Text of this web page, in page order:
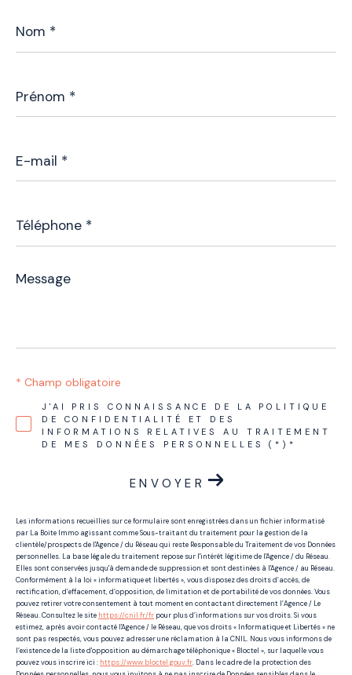
*
*
mail
*
*
Message
*
J'AI PRIS CONNAISSANCE DE LA POLITIQUE
DE CONFIDENTIALITÉ ET DES
INFORMATIONS RELATIVES AU TRAITEMENT
DE MES DONNÉES PERSONNELLES (*)*
* Champ obligatoire
ENVOYER
Les informations recueillies sur ce formulaire sont enregistrées dans un fichier informatisé
par La Boite Immo agissant comme Sous-traitant du traitement pour la gestion de la
clientèle/prospects de l'Agence / du Réseau qui reste Responsable du Traitement de vos Données
personnelles. La base légale du traitement repose sur l'intérêt légitime de l'Agence / du Réseau.
Elles sont conservées jusqu'à demande de suppression et sont destinées à l'Agence / au Réseau.
Conformément à la loi « informatique et libertés », vous disposez des droits d’accès, de
rectification, d’effacement, d’opposition, de limitation et de portabilité de vos données. Vous
pouvez retirer votre consentement à tout moment en contactant directement l’Agence / Le
Réseau. Consultez le site https://cnil.fr/fr pour plus d’informations sur vos droits. Si vous
estimez, après avoir contacté l'Agence / le Réseau, que vos droits « Informatique et Libertés » ne
sont pas respectés, vous pouvez adresser une réclamation à la CNIL. Nous vous informons de
l’existence de la liste d'opposition au démarchage téléphonique « Bloctel », sur laquelle vous
pouvez vous inscrire ici : https://www.bloctel.gouv.fr. Dans le cadre de la protection des